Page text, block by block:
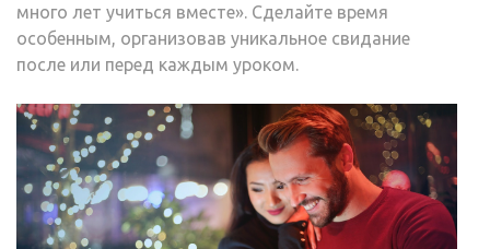
много лет учиться вместе». Сделайте время
особенным, организовав уникальное свидание
после или перед каждым уроком.